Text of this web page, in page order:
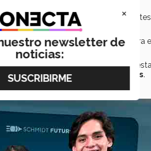
impacto socialy pasar por diferentes
una estructura que otorgan para
con personas de todo el mundo, de
de más de80 mil aplicaciones.
×
newsletter de
noticias: